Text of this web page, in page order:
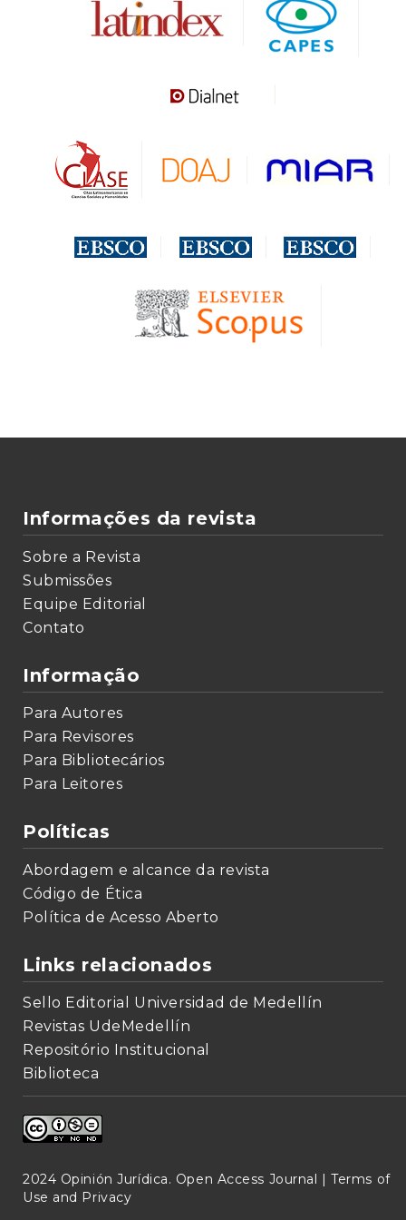
Informações da revista
Sobre a Revista
Submissões
Equipe Editorial
Contato
Informação
Para Autores
Para Revisores
Para Bibliotecários
Para Leitores
Políticas
Abordagem e alcance da revista
Código de Ética
Política de Acesso Aberto
Links relacionados
Sello Editorial Universidad de Medellín
Revistas UdeMedellín
Repositório Institucional
Biblioteca
2024 Opinión Jurídica. Open Access Journal |Terms of
Use and Privacy